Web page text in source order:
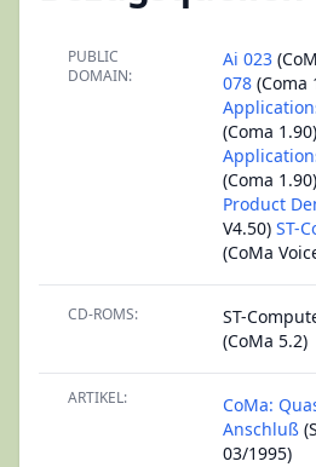
PUBLIC
DOMAIN:
Ai 023
078 (Coma
(Coma 1.90)
(Coma 1.90)
Product
V4.50) ST-
(CoMa
CD-ROMS:
ST-
(CoMa 5.2)
ARTIKEL:
CoMa:
Anschluß
03/1995)